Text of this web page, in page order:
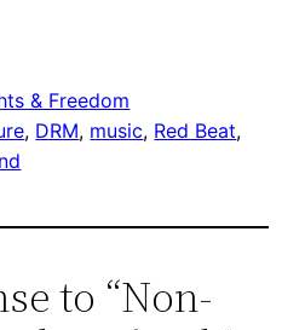
& Freedom
, DRM, music, Red Beat
to “Non-